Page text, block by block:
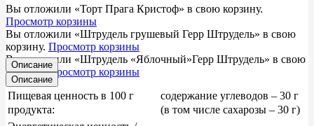
Вы отложили «Торт Прага Кристоф» в свою корзину.
Просмотр корзины
Вы отложили «Штрудель грушевый Герр Штрудель» в свою
корзину. Просмотр корзины
Вы отложили «Штрудель «Яблочный»Герр Штрудель» в свою
корзину.Просмотр корзины
Описание
Описание
Пищевая ценность в 100 г
продукта:
содержание углеводов – 30 г
(в том числе сахарозы – 30 г)